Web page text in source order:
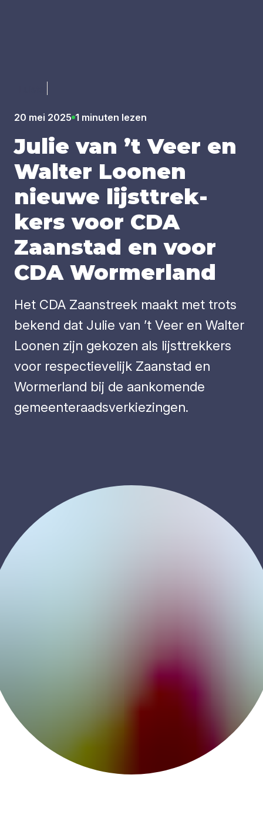
20 mei 2025 1 minuten lezen
Julie van ’t Veer en
Wal­ter Loo­nen
nieu­we lijst­trek­
kers voor CDA
Zaan­stad en voor
CDAWor­mer­land
Het CDA Zaanstreek maakt met trots
bekend dat Julie van ’t Veer en Walter
Loonen zijn gekozen als lijsttrekkers
voor respectievelijk Zaanstad en
Wormerland bij de aankomende
gemeenteraadsverkiezingen.